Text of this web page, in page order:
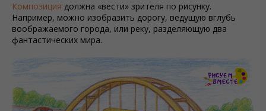
Композиция должна «вести» зрителя по рисунку.
Например, можно изобразить дорогу, ведущую вглубь
воображаемого города, или реку, разделяющую два
фантастических мира.